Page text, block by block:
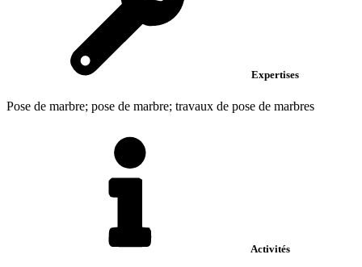
Expertises
Pose de marbre; pose de marbre; travaux de pose de marbres
Activités